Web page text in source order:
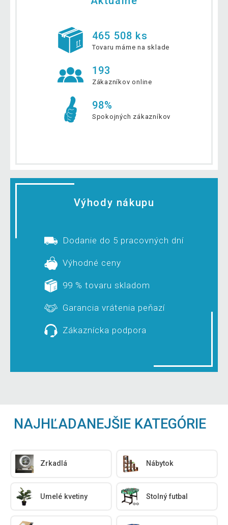
465 508 ks
Tovaru máme na sklade
193
Zákazníkov online
98%
Spokojných zákazníkov
Výhody nákupu
Dodanie do 5 pracovných dní
Výhodné ceny
99 % tovaru skladom
Garancia vrátenia peňazí
Zákaznícka podpora
NAJHĽADANEJŠIE KATEGÓRIE
Zrkadlá Nábytok
Umelé kvetiny Stolný futbal